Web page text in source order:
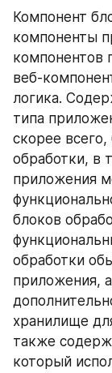
Компонент
компоненты
компонентов
веб-
логика.
типа
скорее
обработки, в
приложения
блоков
обработки
приложения,
хранилище
также
который